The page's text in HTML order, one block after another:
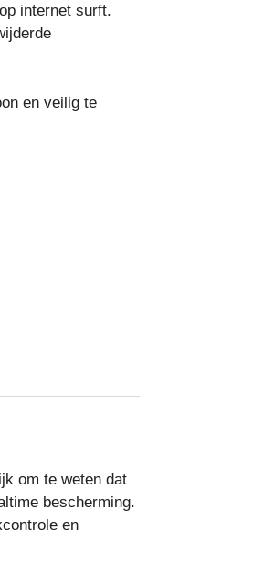
internet surft.
en veilig te
om te weten dat
bescherming.
en